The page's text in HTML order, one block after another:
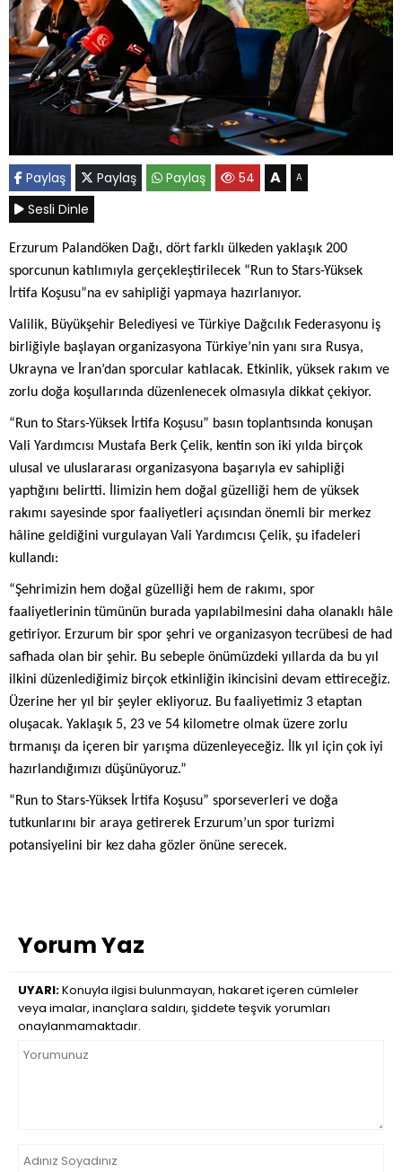
Paylaş Paylaş Paylaş 54 A A
Sesli Dinle
Erzurum Palandöken Dağı, dört farklı ülkeden yaklaşık 200
sporcunun katılımıyla gerçekleştirilecek “Run to Stars-Yüksek
İrtifa Koşusu”na ev sahipliği yapmaya hazırlanıyor.
Valilik, Büyükşehir Belediyesi ve Türkiye Dağcılık Federasyonu iş
birliğiyle başlayan organizasyona Türkiye’nin yanı sıra Rusya,
Ukrayna ve İran’dan sporcular katılacak. Etkinlik, yüksek rakım ve
zorlu doğa koşullarında düzenlenecek olmasıyla dikkat çekiyor.
“Run to Stars-Yüksek İrtifa Koşusu” basın toplantısında konuşan
Vali Yardımcısı Mustafa Berk Çelik, kentin son iki yılda birçok
ulusal ve uluslararası organizasyona başarıyla ev sahipliği
yaptığını belirtti. İlimizin hem doğal güzelliği hem de yüksek
rakımı sayesinde spor faaliyetleri açısından önemli bir merkez
hâline geldiğini vurgulayan Vali Yardımcısı Çelik, şu ifadeleri
kullandı:
“Şehrimizin hem doğal güzelliği hem de rakımı, spor
faaliyetlerinin tümünün burada yapılabilmesini daha olanaklı hâle
getiriyor. Erzurum bir spor şehri ve organizasyon tecrübesi de had
safhada olan bir şehir. Bu sebeple önümüzdeki yıllarda da bu yıl
ilkini düzenlediğimiz birçok etkinliğin ikincisini devam ettireceğiz.
Üzerine her yıl bir şeyler ekliyoruz. Bu faaliyetimiz 3 etaptan
oluşacak. Yaklaşık 5, 23 ve 54 kilometre olmak üzere zorlu
tırmanışı da içeren bir yarışma düzenleyeceğiz. İlk yıl için çok iyi
hazırlandığımızı düşünüyoruz.”
“Run to Stars-Yüksek İrtifa Koşusu” sporseverleri ve doğa
tutkunlarını bir araya getirerek Erzurum’un spor turizmi
potansiyelini bir kez daha gözler önüne serecek.
Yorum Yaz
UYARI:Konuyla ilgisi bulunmayan, hakaret içeren cümleler
veya imalar, inançlara saldırı, şiddete teşvik yorumları
onaylanmamaktadır.